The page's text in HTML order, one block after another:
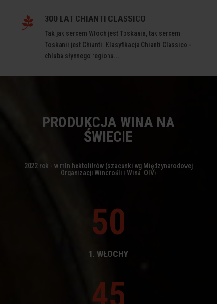
 300 LAT CHIANTI CLASSICO
Tak jak sercem Włoch jest Toskania, tak sercem
Toskanii jest Chianti. Klasyfikacja Chianti Classico -
chluba słynnego regionu...
PRODUKCJA WINA NA
ŚWIECIE
2022 rok - w mln hektolitrów (szacunki wg Międzynarodowej
Organizacji Winorośli i Wina OIV)
50
1. WŁOCHY
45